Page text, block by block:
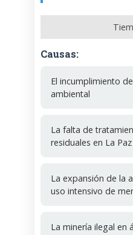
Causas:
El incumplimiento
ambiental
La falta de
residuales en La Paz
La expansión de la
uso intensivo de
La minería ilegal en